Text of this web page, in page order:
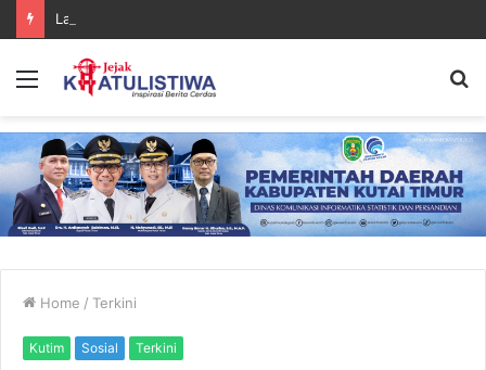
Menu
Home / Terkini
Kutim Sosial Terkini